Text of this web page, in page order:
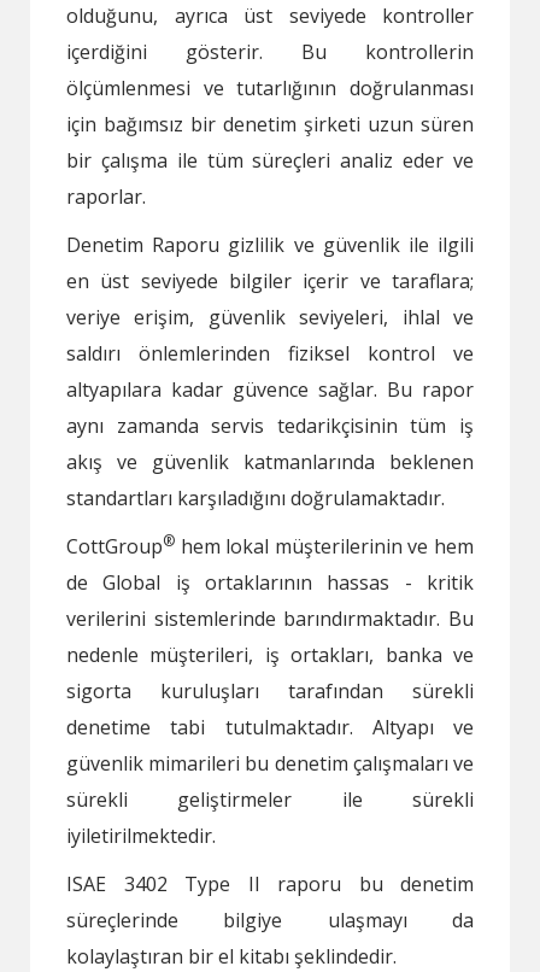
olduğunu, ayrıca üst seviyede kontroller
içerdiğini gösterir. Bu kontrollerin
ölçümlenmesi ve tutarlığının doğrulanması
için bağımsız bir denetim şirketi uzun süren
bir çalışma ile tüm süreçleri analiz eder ve
raporlar.
Denetim Raporu gizlilik ve güvenlik ile ilgili
en üst seviyede bilgiler içerir ve taraflara;
veriye erişim, güvenlik seviyeleri, ihlal ve
saldırı önlemlerinden fiziksel kontrol ve
altyapılara kadar güvence sağlar. Bu rapor
aynı zamanda servis tedarikçisinin tüm iş
akış ve güvenlik katmanlarında beklenen
standartları karşıladığını doğrulamaktadır.
CottGroup® hem lokal müşterilerinin ve hem
de Global iş ortaklarının hassas - kritik
verilerini sistemlerinde barındırmaktadır. Bu
nedenle müşterileri, iş ortakları, banka ve
sigorta kuruluşları tarafından sürekli
denetime tabi tutulmaktadır. Altyapı ve
güvenlik mimarileri bu denetim çalışmaları ve
sürekli geliştirmeler ile sürekli
iyiletirilmektedir.
ISAE 3402 Type II raporu bu denetim
süreçlerinde bilgiye ulaşmayı da
kolaylaştıran bir el kitabı şeklindedir.